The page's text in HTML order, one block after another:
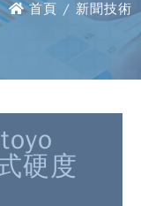
首頁 / 新聞技術
硬度